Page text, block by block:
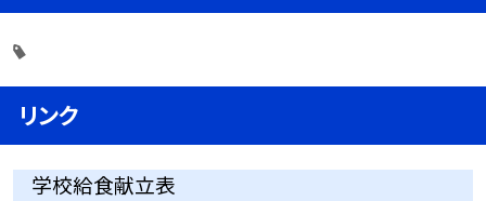
リンク
学校給食献立表